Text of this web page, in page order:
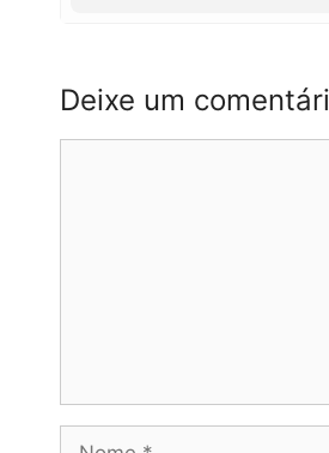
Deixe um
Nome